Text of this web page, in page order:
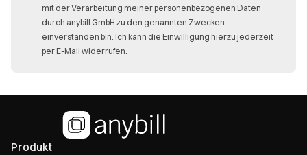
mit der Verarbeitung meiner personenbezogenen Daten
durch anybill GmbH zu den genannten Zwecken
einverstanden bin. Ich kann die Einwilligung hierzu jederzeit
per E-Mail widerrufen.
Produkt